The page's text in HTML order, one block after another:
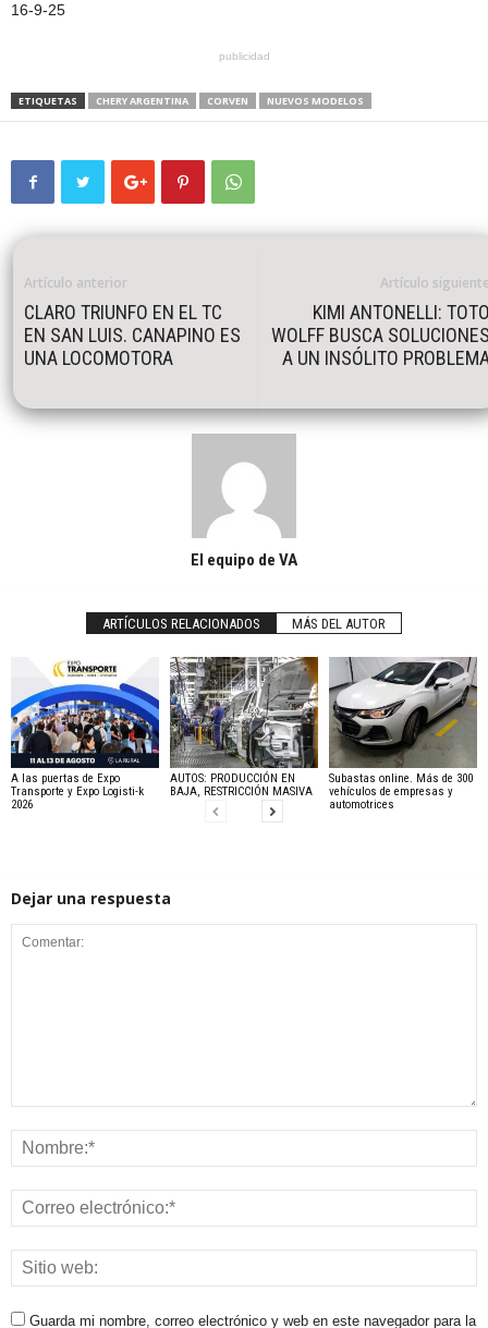
16-9-25
publicidad
ETIQUETAS CHERY ARGENTINA CORVEN NUEVOS MODELOS
Artículo anterior
CLARO TRIUNFO EN EL TC
EN SAN LUIS. CANAPINO ES
UNA LOCOMOTORA
Artículo
KIMI ANTONELLI:
WOLFF BUSCA
A UN INSÓLITO
El equipo de VA
ARTÍCULOS RELACIONADOS MÁS DEL AUTOR
A las puertas de Expo
Transporte y Expo Logisti-k
2026
AUTOS: PRODUCCIÓN EN
BAJA, RESTRICCIÓN MASIVA
Subastas online. Más de 300
vehículos de empresas y
automotrices
Dejar una respuesta
Guarda mi nombre, correo electrónico y web en este navegador para la